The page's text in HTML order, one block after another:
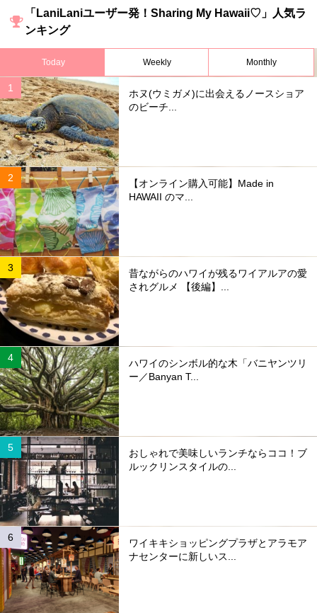
「LaniLaniユーザー発！Sharing My Hawaii♡」人気ラ
ンキング
Today Weekly Monthly
ホヌ(ウミガメ)に出会えるノースショア
のビーチ...
【オンライン購入可能】Made in
HAWAII のマ...
昔ながらのハワイが残るワイアルアの愛
されグルメ 【後編】...
ハワイのシンボル的な木「バニヤンツリ
ー／Banyan T...
おしゃれで美味しいランチならココ！ブ
ルックリンスタイルの...
ワイキキショッピングプラザとアラモア
ナセンターに新しいス...